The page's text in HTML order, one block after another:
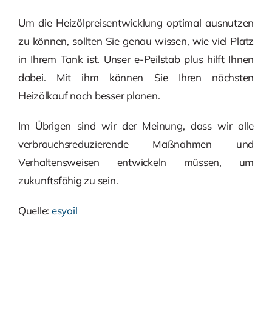
Um die Heizölpreisentwicklung optimal ausnutzen
zu können, sollten Sie genau wissen, wie viel Platz
in Ihrem Tank ist. Unser e-Peilstab plus hilft Ihnen
dabei. Mit ihm können Sie Ihren nächsten
Heizölkauf noch besser planen.
Im Übrigen sind wir der Meinung, dass wir alle
verbrauchsreduzierende Maßnahmen und
Verhaltensweisen entwickeln müssen, um
zukunftsfähig zu sein.
Quelle: esyoil